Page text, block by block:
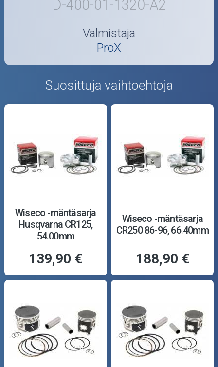
D-400-01-1320-A2
Valmistaja
ProX
Suosittuja vaihtoehtoja
Wiseco -mäntäsarja
Husqvarna CR125,
54.00mm
139,90 €
Wiseco -mäntäsarja
CR250 86-96, 66.40mm
188,90 €